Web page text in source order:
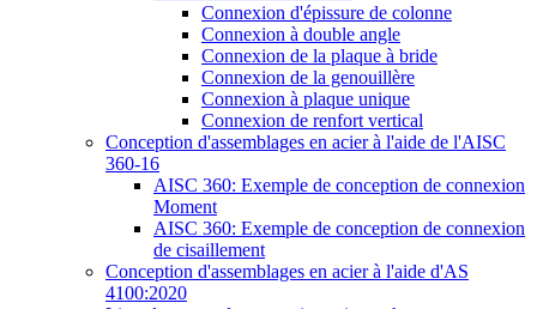
Connexion d'épissure de colonne
Connexion à double angle
Connexion de la plaque à bride
Connexion de la genouillère
Connexion à plaque unique
Connexion de renfort vertical
Conception d'assemblages en acier à l'aide de l'AISC
360-16
AISC 360: Exemple de conception de connexion
Moment
AISC 360: Exemple de conception de connexion
de cisaillement
Conception d'assemblages en acier à l'aide d'AS
4100:2020